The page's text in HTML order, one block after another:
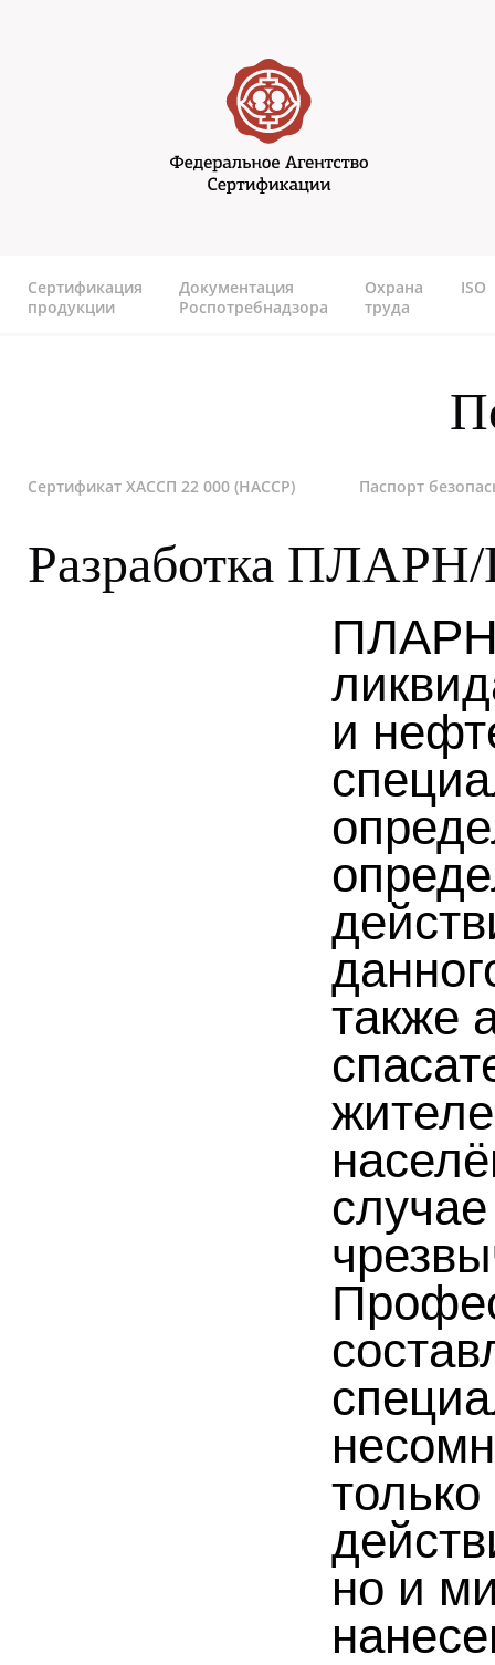
Сертификация
продукции
Документация
Роспотребнадзора
Охрана
труда
ISO
Сертификат ХАССП 22 000 (HACCP) Паспорт
Разработка
ПЛАРН
и
также
только
но и